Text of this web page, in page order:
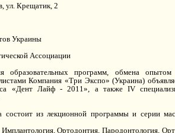
ул. Крещатик, 2
Украины
Ассоциации
образовательных программ, обмена
Компания «Три Экспо» (Украина)
«Дент Лайф - 2011», а также IV
состоит из лекционной программы и серии
Ортодонтия, Пародонтология,